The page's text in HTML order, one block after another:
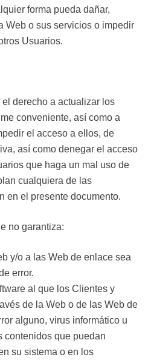
forma pueda dañar,
Web o sus servicios o impedir
Usuarios.
derecho a actualizar los
conveniente, así como a
el acceso a ellos, de
así como denegar el acceso
que haga un mal uso de
cualquiera de las
en el presente documento.
no garantiza:
y/o a las Web de enlace sea
error.
al que los Clientes y
de la Web o de las Web de
alguno, virus informático u
contenidos que puedan
su sistema o en los